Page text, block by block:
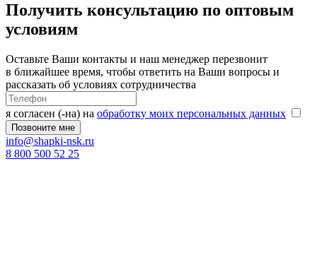
Получить консультацию по оптовым
условиям
Оставьте Ваши контакты и наш менеджер перезвонит
в ближайшее время, чтобы ответить на Ваши вопросы и
рассказать об условиях сотрудничества
я согласен (-на) на обработку моих персональных данных
info@shapki-nsk.ru
8 800 500 52 25